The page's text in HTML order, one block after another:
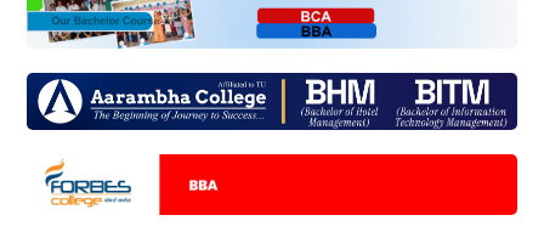
नेपाल
चितवन
सेरोफेरो
समाचार